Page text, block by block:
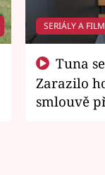
SERIÁLY A
Zarazilo
smlouvě